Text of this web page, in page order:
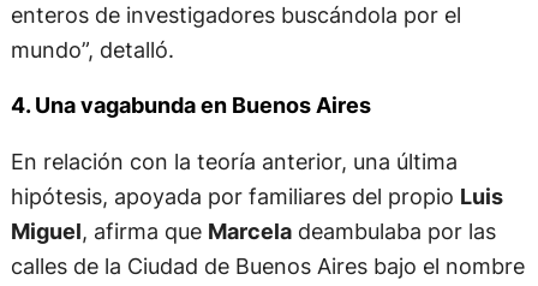
enteros de investigadores buscándola por el
mundo”, detalló.
4. Una vagabunda en Buenos Aires
En relación con la teoría anterior, una última
hipótesis, apoyada por familiares del propio Luis
Miguel, afirma que Marceladeambulaba por las
calles de la Ciudad de Buenos Aires bajo el nombre